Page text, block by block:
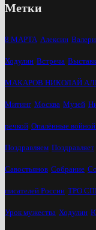
Метки
8 МАРТА Алексин
Ходулин Встреча
МАКАРОВ НИКОЛАЙ
Митинг Москва Музей
речкой Опалённые
Поздравляем Поздравляет
Савостьянов Собрание
писателей России ТРО
Урок мужества Ходулин